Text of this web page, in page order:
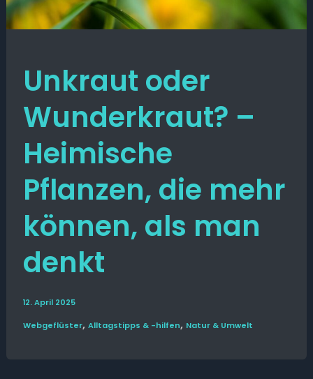
Unkraut oder
Wunderkraut? –
Heimische
Pflanzen, die mehr
können, als man
denkt
12. April 2025
Web­­geflüster, Alltags­tipps & -hilfen, Natur & Umwelt